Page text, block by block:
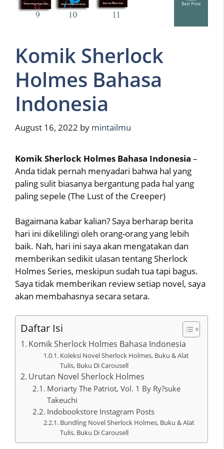
Komik Sherlock
Holmes Bahasa
Indonesia
August 16, 2022 by mintailmu
Komik Sherlock Holmes Bahasa Indonesia –
Anda tidak pernah menyadari bahwa hal yang
paling sulit biasanya bergantung pada hal yang
paling sepele (The Lust of the Creeper)
Bagaimana kabar kalian? Saya berharap berita
hari ini dikelilingi oleh orang-orang yang lebih
baik. Nah, hari ini saya akan mengatakan dan
memberikan sedikit ulasan tentang Sherlock
Holmes Series, meskipun sudah tua tapi bagus.
Saya tidak memberikan review setiap novel, saya
akan membahasnya secara setara.
Daftar Isi
Komik Sherlock Holmes Bahasa Indonesia
Koleksi Novel Sherlock Holmes, Buku & Alat
Tulis, Buku Di Carousell
Urutan Novel Sherlock Holmes
Moriarty The Patriot, Vol. 1 By Ry?suke
Takeuchi
Indobookstore Instagram Posts
Bundling Novel Sherlock Holmes, Buku & Alat
Tulis, Buku Di Carousell